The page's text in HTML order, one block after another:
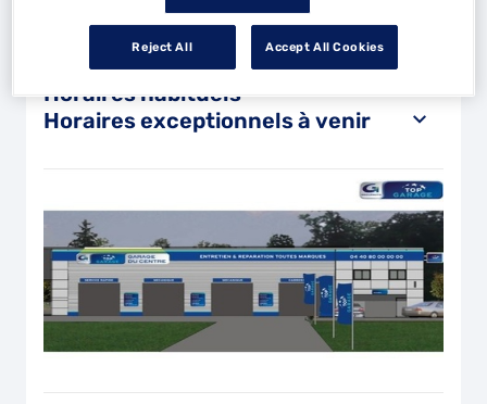
Dimanche Fermé
Horaires habituels
Horaires exceptionnels à venir
Reject All Accept All Cookies